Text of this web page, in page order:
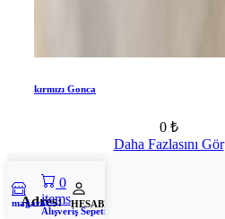
kırmızı Gonca
0 ₺
Daha Fazlasını Gör
Adres:
mağaza
0
items
Alışveriş Sepeti
HESABIM